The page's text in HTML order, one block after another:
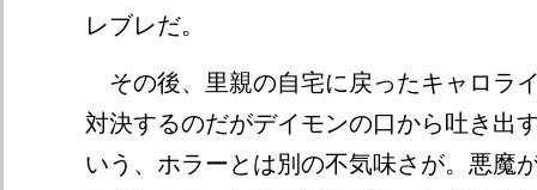
レブレだ。
その後、里親の自宅に戻ったキャロラ
対決するのだがデイモンの口から吐き出
いう、ホラーとは別の不気味さが。悪魔